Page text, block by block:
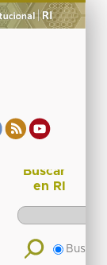
Buscar
en RI
Buscar